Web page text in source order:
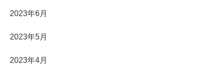
2023年6月
2023年5月
2023年4月